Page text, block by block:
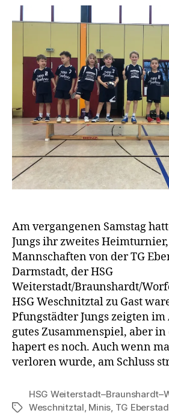
Am vergangenen Samstag
Jungs ihr zweites
Mannschaften von der TG
Darmstadt, der HSG
Weiterstadt/Braunshardt/
HSG Weschnitztal zu Gast
Pfungstädter Jungs zeigten
gutes Zusammenspiel, aber
hapert es noch. Auch wenn
verloren wurde, am Schluss
Schlagwörter
HSG
Weschnitztal, Minis, TG